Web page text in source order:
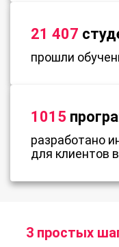
21 407
прошли
1015
разработано
для клиентов
3 простых